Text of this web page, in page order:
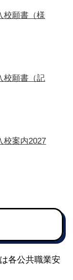
校願書（様
校願書（記
校案内2027
各公共職業安